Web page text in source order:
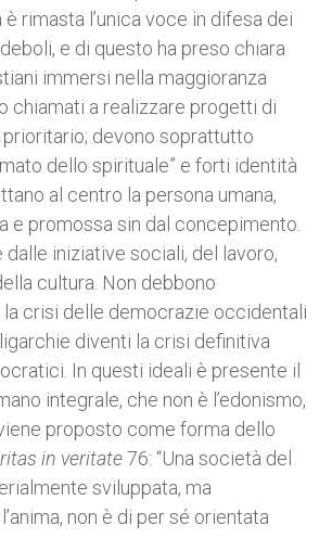
rimasta l’unica voce in difesa dei
e di questo ha preso chiara
immersi nella maggioranza
chiamati a realizzare progetti di
devono soprattutto
dello spirituale” e forti identità
al centro la persona umana,
e promossa sin dal concepimento.
dalle iniziative sociali, del lavoro,
cultura. Non debbono
crisi delle democrazie occidentali
diventi la crisi definitiva
In questi ideali è presente il
integrale, che non è l’edonismo,
proposto come forma dello
in veritate76: “Una società del
sviluppata, ma
non è di per sé orientata